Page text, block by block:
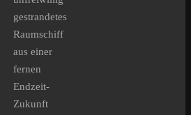
gestrandetes
Raumschiff
aus einer
fernen
Endzeit-
Zukunft